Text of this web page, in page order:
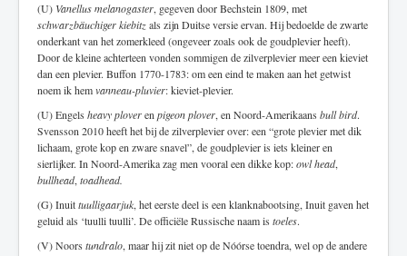
(U) Vanellus melanogaster, gegeven door Bechstein 1809, met
schwarzbäuchiger kiebitzals zijn Duitse versie ervan. Hij bedoelde de zwarte
onderkant van het zomerkleed (ongeveer zoals ook de goudplevier heeft).
Door de kleine achterteen vonden sommigen de zilverplevier meer een kieviet
dan een plevier. Buffon 1770-1783: om een eind te maken aan het getwist
noem ik hemvanneau-pluvier: kieviet-plevier.
(U) Engels heavy ploverenpigeon plover, en Noord-Amerikaans bull bird.
Svensson 2010 heeft het bij de zilverplevier over: een “grote plevier met dik
lichaam, grote kop en zware snavel”, de goudplevier is iets kleiner en
sierlijker. In Noord-Amerika zag men vooral een dikke kop:owl head,
bullhead,toadhead.
(G) Inuittuulligaarjuk, het eerste deel is een klanknabootsing, Inuit gaven het
geluid als ‘tuulli tuulli’. De officiële Russische naam is toeles.
(V) Noors tundralo, maar hij zit niet op de Nóórse toendra, wel op de andere